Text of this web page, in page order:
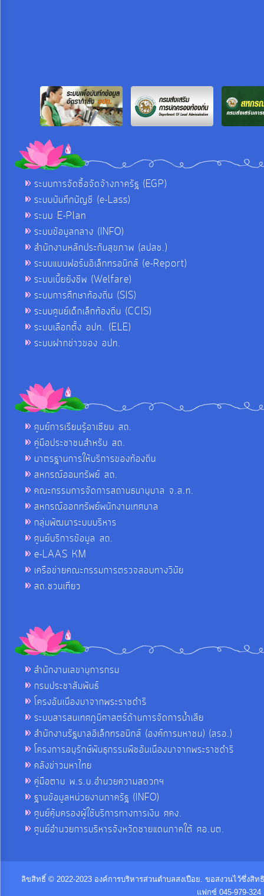
ระบบการจัดซื้อจัดจ้างภาครัฐ (EGP)
ระบบบันทึกบัญชี (e-Lass)
ระบบ E-Plan
ระบบข้อมูลกลาง (INFO)
สำนักงานหลักประกันสุขภาพ (สปสช.)
ระบบแบบฟอร์มอิเล็กทรอนิกส์ (e-Report)
ระบบเบี้ยยังชีพ (Welfare)
ระบบการศึกษาท้องถิ่น (SIS)
ระบบศูนย์เด็กเล็กท้องถิ่น (CCIS)
ระบบเลือกตั้ง อปท. (ELE)
ระบบฝากข่าวของ อปท.
ศูนย์การเรียนรู้อาเซียน สถ.
คู่มือประชาชนสำหรับ สถ.
มาตรฐานการให้บริการของท้องถิ่น
สหกรณ์ออมทรัพย์ สถ.
คณะกรรมการจัดการสถานธนานุบาล จ.ส.ท.
สหกรณ์ออกทรัพย์พนักงานเทศบาล
กลุ่มพัฒนาระบบบริหาร
ศูนย์บริการข้อมูล สถ.
e-LAAS KM
เครือข่ายคณะกรรมการตรวจสอบทางวินัย
สถ.ชวนเที่ยว
สำนักงานเลขานุการกรม
กรมประชาสัมพันธ์
โครงอันเนื่องมาจากพระราชดำริ
ระบบสารสนเทศภูมิศาสตร์ด้านการจัดการน้ำเสีย
สำนักงานรัฐบาลอิเล็กทรอนิกส์ (องค์การมหาชน) (สรอ.)
โครงการอนุรักษ์พันธุกรรมพืชอันเนื่องมาจากพระราชดำริ
คลังข่าวมหาไทย
คู่มือตาม พ.ร.บ.อำนวยความสดวกฯ
ฐานข้อมูลหน่วยงานภาครัฐ (INFO)
ศูนย์คุ้มครองผู้ใช้บริการทางการเงิน ศคง.
ศูนย์อำนวยการบริหารจังหวัดชายแดนภาคใต้ ศอ.บต.
ลิขสิทธิ์ © 2022-2023 องค์การบริหารส่วนตำบลสงเปือย. ขอสงวนไว้ซึ่งสิ
แฟกซ์ 045-979-